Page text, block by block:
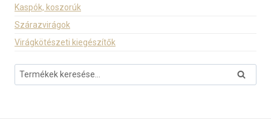
Kaspók, koszorúk
Szárazvirágok
Virágkötészeti kiegészítők
Keresés
a